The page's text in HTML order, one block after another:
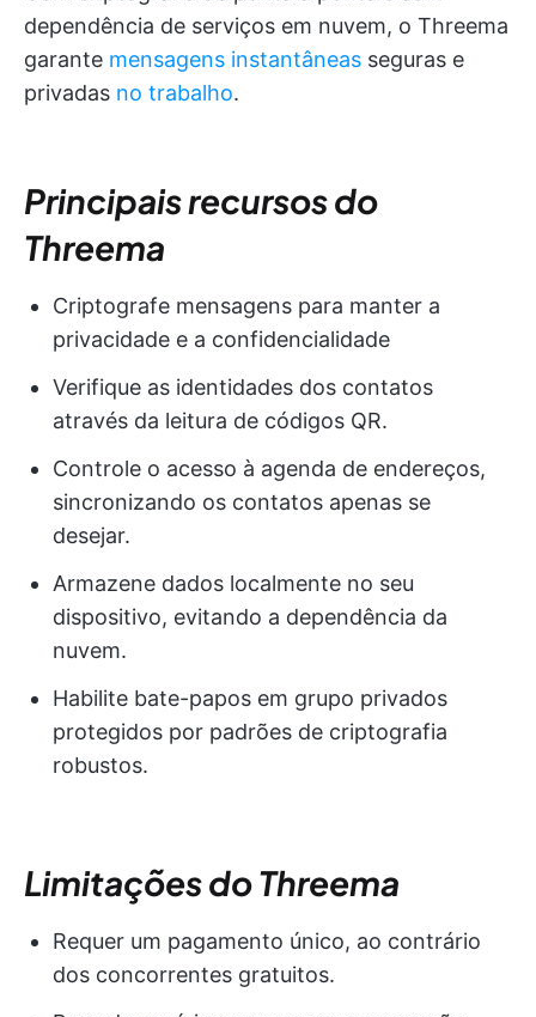
dependência de serviços em nuvem, o Threema
garante mensagens instantâneas seguras e
privadas no trabalho.
Principais recursos do
Threema
Criptografe mensagens para manter a
privacidade e a confidencialidade
Verifique as identidades dos contatos
através da leitura de códigos QR.
Controle o acesso à agenda de endereços,
sincronizando os contatos apenas se
desejar.
Armazene dados localmente no seu
dispositivo, evitando a dependência da
nuvem.
Habilite bate-papos em grupo privados
protegidos por padrões de criptografia
robustos.
Limitações do Threema
Requer um pagamento único, ao contrário
dos concorrentes gratuitos.